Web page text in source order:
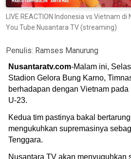
LIVE REACTION Indonesia vs Vietnam
You Tube Nusantara TV (streaming)
Penulis: Ramses Manurung
Nusantaratv.com-Malam ini,
Stadion Gelora Bung Karno,
berhadapan dengan Vietnam
U-23.
Kedua tim pastinya bakal
mengukuhkan supremasinya
Tenggara.
Nusantara TV akan menyuguhkan